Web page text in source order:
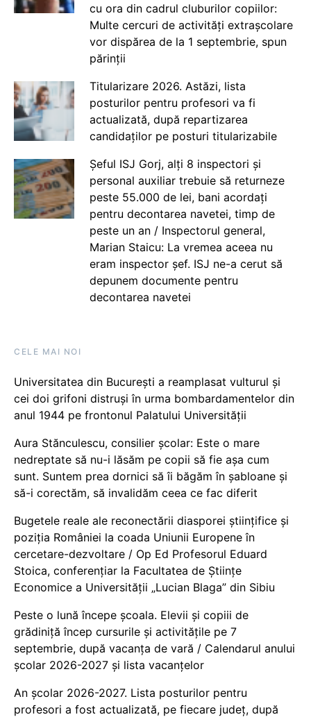
cu ora din cadrul cluburilor copiilor:
Multe cercuri de activități extrașcolare
vor dispărea de la 1 septembrie, spun
părinții
Titularizare 2026. Astăzi, lista
posturilor pentru profesori va fi
actualizată, după repartizarea
candidaților pe posturi titularizabile
Șeful ISJ Gorj, alți 8 inspectori și
personal auxiliar trebuie să returneze
peste 55.000 de lei, bani acordați
pentru decontarea navetei, timp de
peste un an / Inspectorul general,
Marian Staicu: La vremea aceea nu
eram inspector șef. ISJ ne-a cerut să
depunem documente pentru
decontarea navetei
CELE MAI NOI
Universitatea din București a reamplasat vulturul și
cei doi grifoni distruși în urma bombardamentelor din
anul 1944 pe frontonul Palatului Universității
Aura Stănculescu, consilier școlar: Este o mare
nedreptate să nu-i lăsăm pe copii să fie așa cum
sunt. Suntem prea dornici să îi băgăm în șabloane și
să-i corectăm, să invalidăm ceea ce fac diferit
Bugetele reale ale reconectării diasporei științifice și
poziția României la coada Uniunii Europene în
cercetare-dezvoltare / Op Ed Profesorul Eduard
Stoica, conferențiar la Facultatea de Științe
Economice a Universității „Lucian Blaga” din Sibiu
Peste o lună începe școala. Elevii și copiii de
grădiniță încep cursurile și activitățile pe 7
septembrie, după vacanța de vară / Calendarul anului
școlar 2026-2027 și lista vacanțelor
An școlar 2026-2027. Lista posturilor pentru
profesori a fost actualizată, pe fiecare județ, după